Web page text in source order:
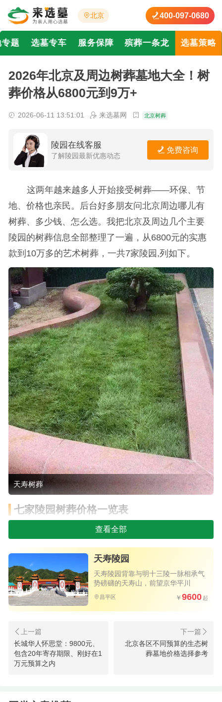
北京 400-097-0680
题 选墓专车 服务保障 殡葬一条龙 选墓策略
2026年北京及周边树葬墓地大全！树
葬价格从6800元到9万+
2026-06-11 13:51:01 来选墓网 北京树葬
陵园在线客服
了解陵园最新优惠动态
免费咨询
这两年越来越多人开始接受树葬——环保、节
地、价格也亲民。后台好多朋友问北京周边哪儿有
树葬、多少钱、怎么选。我把北京及周边几个主要
陵园的树葬信息全部整理了一遍，从6800元的实惠
款到10万多的艺术树葬，一共7家陵园,列如下。
天寿树葬
七家陵园树葬价格一览表
1.清颐园公墓-祥安苑东二区树葬6,800元，廊坊
文安。提供传统葬、树葬、环保艺术葬等多种形式
的安葬方式，价格低廉墓型品质好，值得选购
2.施孝生态文化陵园-树葬（基础款）15,000元
起，廊坊固安。大兴南边，工薪阶层优选之地，陵
万，性价比极高
3.天寿陵园-京韵园降解式树葬9,600元起，北京
昌平。天寿陵园背靠与明十三陵一脉相承气势磅礴
查看全部
天寿陵园
天寿陵园背靠与明十三陵一脉相承气
势磅礴的天寿山，前望京华平川
昌平区 9600
长城华人怀思堂：9800元、
包含20年寄存期限、刚好在1
万元预算之内
北京各区不同预算的生态树
葬墓地价格选择参考